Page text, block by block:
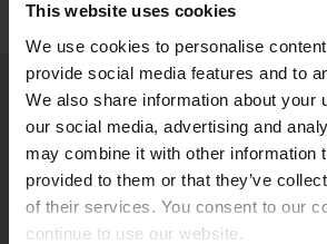
This website uses cookies
We use cookies to personalise
provide social media features and to
We also share information about your
our social media, advertising and
may combine it with other information
provided to them or that they’ve
of their services. You consent to our
continue to use our website.